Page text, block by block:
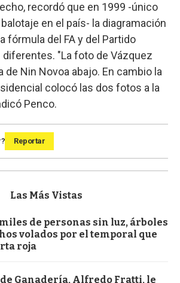
recordó que en 1999 -único
en el país- la diagramación
fórmula del FA y del Partido
"La foto de Vázquez
de Nin Novoa abajo. En cambio la
colocó las dos fotos a la
Penco.
Reportar
Las Más Vistas
de personas sin luz, árboles
volados por el temporal que
roja
Ganadería, Alfredo Fratti, le